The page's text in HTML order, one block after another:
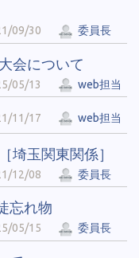
09/30 委員長
会について
05/13 web担当
11/17 web担当
埼玉関東関係］
12/08 委員長
忘れ物
05/15 委員長